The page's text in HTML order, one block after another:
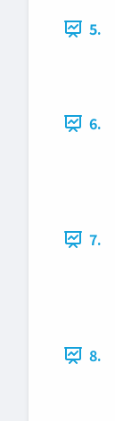
5.
6.
7.
8.